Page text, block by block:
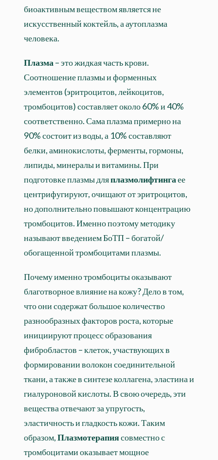
биоактивным веществом является не
искусственный коктейль, а аутоплазма
человека.
Плазма – это жидкая часть крови.
Соотношение плазмы и форменных
элементов (эритроцитов, лейкоцитов,
тромбоцитов) составляет около 60% и 40%
соответственно. Сама плазма примерно на
90% состоит из воды, а 10% составляют
белки, аминокислоты, ферменты, гормоны,
липиды, минералы и витамины. При
подготовке плазмы дляплазмолифтингаее
центрифугируют, очищают от эритроцитов,
но дополнительно повышают концентрацию
тромбоцитов. Именно поэтому методику
называют введением БоТП – богатой/
обогащенной тромбоцитами плазмы.
Почему именно тромбоциты оказывают
благотворное влияние на кожу? Дело в том,
что они содержат большое количество
разнообразных факторов роста, которые
инициируют процесс образования
фибробластов – клеток, участвующих в
формировании волокон соединительной
ткани, а также в синтезе коллагена, эластина и
гиалуроновой кислоты. В свою очередь, эти
вещества отвечают за упругость,
эластичность и гладкость кожи. Таким
образом,Плазмотерапиясовместно с
тромбоцитами оказывает мощное